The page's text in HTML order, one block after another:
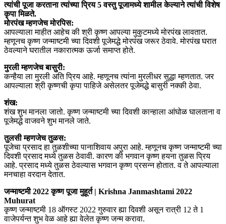
त्यांची पूजा करताना त्यांच्या प्रिय 5 वस्तु पूजामध्ये शामील केल्याने त्यांची विशेष
कृपा मिळते.
मोरपंख म्हणजेच मोरपिस:
आपल्याला माहीत आहेच की श्री कृष्ण आपल्या मुकुटमध्ये मोरपंख लावतात.
म्हणूनच कृष्ण जन्माष्टमी च्या दिवशी पूजेमद्धे मोरपंख जरूर ठेवावे. मोरपंख घरात
ठेवल्याने घरातील नकारात्मक ऊर्जा समाप्त होते.
मुरली म्हणजेच बासुरी:
कन्हैया ला मुरली अति प्रिय आहे. म्हणूनच त्यांना मुरलीधर सुद्धा म्हणतात. जर
आपल्याला श्री कृष्णची कृपा पाहिजे असेलतर पूजेमद्धे बासुरी नक्की ठेवा.
शंख:
शंख शुभ मानला जातो. कृष्ण जन्माष्टमी च्या दिवशी कान्हाला आंघोळ घालताना व
पूजेमद्धे वाजवने शुभ मानले जाते.
तुलसी म्हणजेच तुळस:
पूजेचा प्रसाद हा तुळशीच्या पानाशिवाय अपुरा आहे. म्हणूनच कृष्ण जन्माष्टमी च्या
दिवशी प्रसाद मध्ये तुळस ठेवावी. कारण की भगवान कृष्ण हयना तुळस प्रिय
आहे. प्रसाद मध्ये तुळस ठेवल्यास भगवान कृष्ण प्रसन्न होतात. व ते आपल्याला
मनचाहा वरदान देतात.
जन्माष्टमी 2022 कृष्ण पूजा मुहूर्त | Krishna Janmashtami 2022
Muhurat
कृष्ण जन्माष्टमी 18 ऑगस्ट 2022 गुरुवार ह्या दिवशी असून रात्री 12 ते 1
वाजेपर्यन्त शुभ वेळ आहे ह्या वेलेत कृष्ण जन्म करावा.